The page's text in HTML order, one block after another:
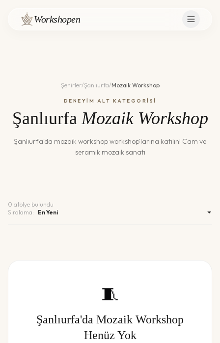
Workshopen
Şehirler/Şanlıurfa/Mozaik Workshop
DENEYİM ALT KATEGORİSİ
Şanlıurfa Mozaik Workshop
Şanlıurfa'da mozaik workshopworkshop'larına katılın! Cam ve
seramik mozaik sanatı
0 atölye bulundu
Sıralama:
🧵
Şanlıurfa'da Mozaik Workshop
Henüz Yok